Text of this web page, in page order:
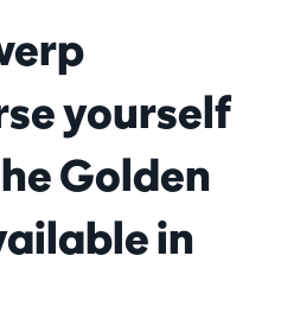
yourself
Golden
in